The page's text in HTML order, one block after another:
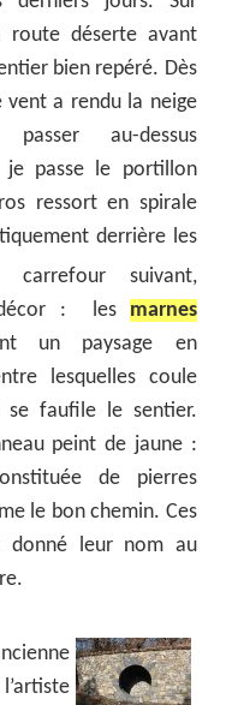
route déserte avant
bien repéré. Dès
vent a rendu la neige
au-dessus
je passe le portillon
ressort en spirale
derrière les
carrefour suivant,
décor : les marnes
un paysage en
lesquelles coule
faufile le sentier.
peint de jaune :
de pierres
le bon chemin. Ces
donné leur nom au